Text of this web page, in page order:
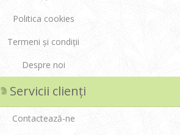
Politica cookies
Termeni și condiții
Despre noi
Servicii clienți
Contactează-ne